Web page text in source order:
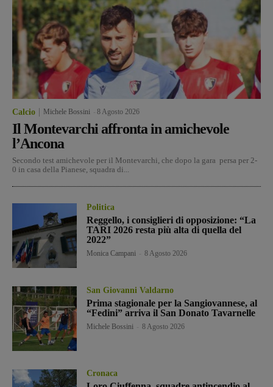
Calcio Michele Bossini 8 Agosto 2026
Il Montevarchi affronta in amichevole
l’Ancona
Secondo test amichevole per il Montevarchi, che dopo la gara persa per 2-
0 in casa della Pianese, squadra di...
Politica
Reggello, i consiglieri di opposizione: “La
TARI 2026 resta più alta di quella del
2022”
Monica Campani 8 Agosto 2026
San Giovanni Valdarno
Prima stagionale per la Sangiovannese, al
“Fedini” arriva il San Donato Tavarnelle
Michele Bossini 8 Agosto 2026
Cronaca